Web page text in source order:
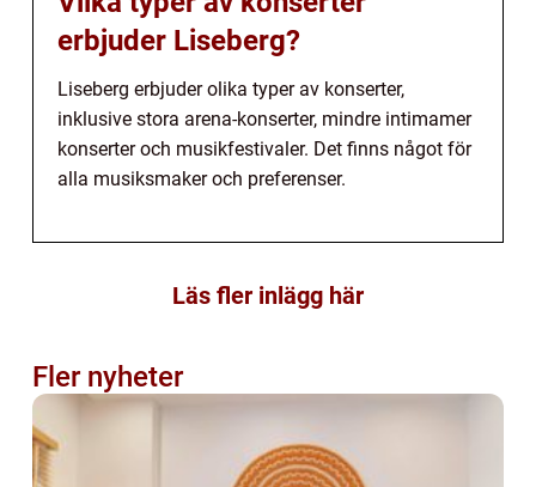
erbjuder Liseberg?
Liseberg erbjuder olika typer av konserter,
inklusive stora arena-konserter, mindre intimamer
konserter och musikfestivaler. Det finns något för
alla musiksmaker och preferenser.
Läs fler inlägg här
Fler nyheter